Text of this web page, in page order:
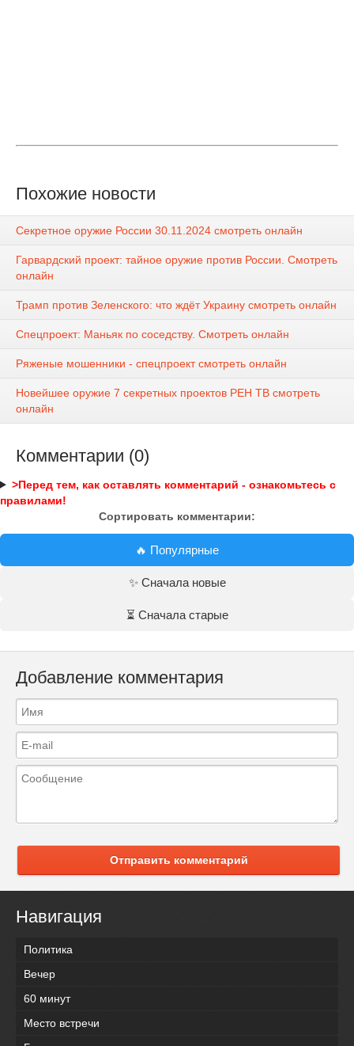
Похожие новости
Секретное оружие России 30.11.2024 смотреть онлайн
Гарвардский проект: тайное оружие против России. Смотреть
онлайн
Трамп против Зеленского: что ждёт Украину смотреть онлайн
Спецпроект: Маньяк по соседству. Смотреть онлайн
Ряженые мошенники - спецпроект смотреть онлайн
Новейшее оружие 7 секретных проектов РЕН ТВ смотреть
онлайн
Комментарии (0)
>Перед тем, как оставлять комментарий - ознакомьтесь с
правилами!
Сортировать комментарии:
🔥 Популярные
✨ Сначала новые
⏳ Сначала старые
Добавление комментария
Отправить комментарий
Навигация
Политика
Вечер
60 минут
Место встречи